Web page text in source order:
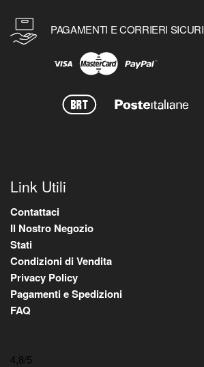
PAGAMENTI E CORRIERI SICURI
Link Utili
Contattaci
Il Nostro Negozio
Stati
Condizioni di Vendita
Privacy Policy
Pagamenti e Spedizioni
FAQ
4,8/5